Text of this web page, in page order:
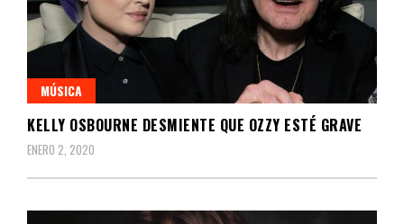
MÚSICA
KELLY OSBOURNE DESMIENTE QUE OZZY ESTÉ GRAVE
ENERO 2, 2020